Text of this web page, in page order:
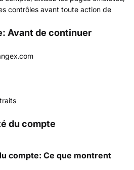
contrôles avant toute action de
Avant de continuer
du compte
compte: Ce que montrent